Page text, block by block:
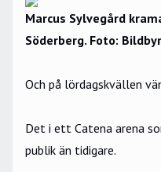
Marcus Sylvegård
Söderberg. Foto:
Och på lördagskvällen
Det i ett Catena arena
publik än tidigare.